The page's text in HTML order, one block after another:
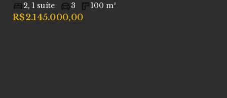
2,1 suíte 3 100 m²
R$2.145.000,00